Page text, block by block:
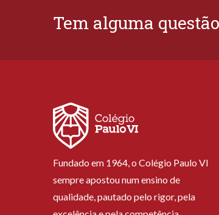
Tem alguma
Fundado em 1964, o Colégio Paulo VI
sempre apostou num ensino de
qualidade, pautado pelo rigor, pela